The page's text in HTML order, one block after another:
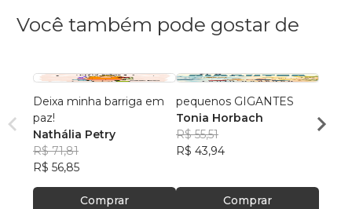
Você também pode gostar de
Deixa minha barriga em
paz!
Nathália Petry
R$ 71,81
R$ 56,85
Comprar
pequenos GIGANTES
Tonia Horbach
R$ 55,51
R$ 43,94
Comprar
R$